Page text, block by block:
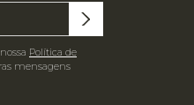
Política de
mensagens